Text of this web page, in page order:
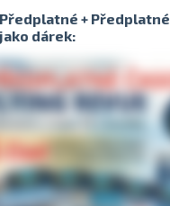
Předplatné + Předplatné
jako dárek: